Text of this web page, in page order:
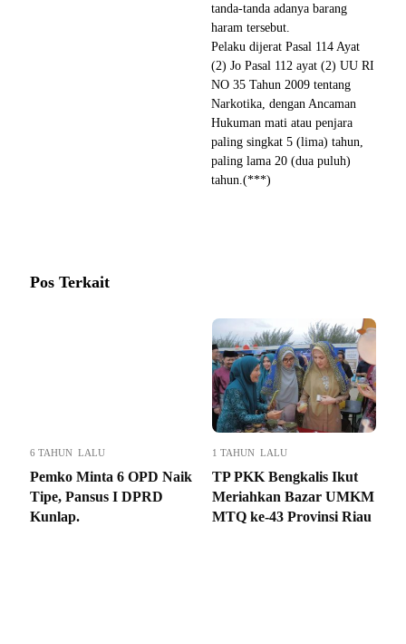
tanda-tanda adanya barang
haram tersebut.
Pelaku dijerat Pasal 114 Ayat
(2) Jo Pasal 112 ayat (2) UU RI
NO 35 Tahun 2009 tentang
Narkotika, dengan Ancaman
Hukuman mati atau penjara
paling singkat 5 (lima) tahun,
paling lama 20 (dua puluh)
tahun.(***)
Pos Terkait
6 TAHUN LALU
Pemko Minta 6 OPD Naik
Tipe, Pansus I DPRD
Kunlap.
1 TAHUN LALU
TP PKK Bengkalis Ikut
Meriahkan Bazar UMKM
MTQ ke-43 Provinsi Riau